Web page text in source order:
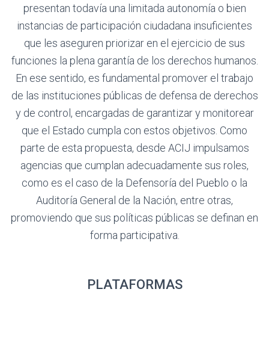
presentan todavía una limitada autonomía o bien
instancias de participación ciudadana insuficientes
que les aseguren priorizar en el ejercicio de sus
funciones la plena garantía de los derechos humanos.
En ese sentido, es fundamental promover el trabajo
de las instituciones públicas de defensa de derechos
y de control, encargadas de garantizar y monitorear
que el Estado cumpla con estos objetivos. Como
parte de esta propuesta, desde ACIJ impulsamos
agencias que cumplan adecuadamente sus roles,
como es el caso de la Defensoría del Pueblo o la
Auditoría General de la Nación, entre otras,
promoviendo que sus políticas públicas se definan en
forma participativa.
PLATAFORMAS